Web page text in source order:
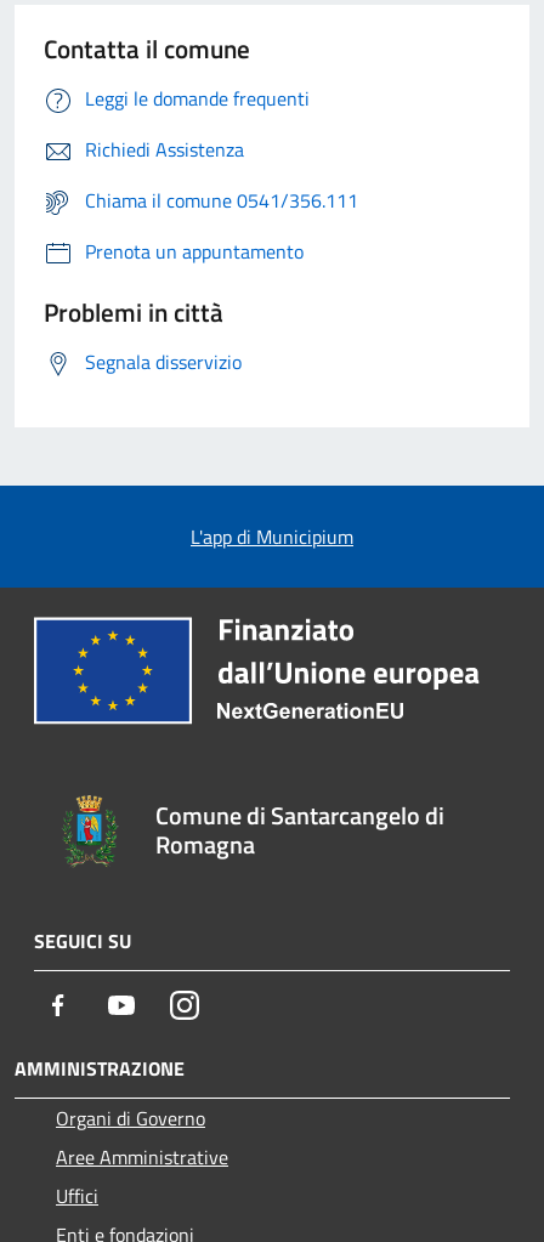
Contatta il comune
Leggi le domande frequenti
Richiedi Assistenza
Chiama il comune 0541/356.111
Prenota un appuntamento
Problemi in città
Segnala disservizio
L'app di Municipium
Comune di Santarcangelo di
Romagna
SEGUICI SU
Facebook YoutubeInstagram
AMMINISTRAZIONE
Organi di Governo
Aree Amministrative
Uffici
Enti e fondazioni